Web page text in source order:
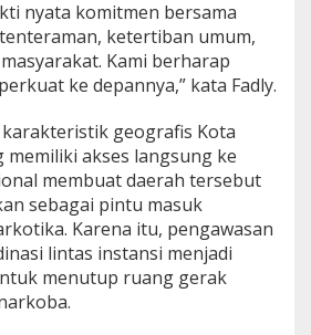
nyata komitmen bersama
ketertiban umum,
Kami berharap
ke depannya,” kata Fadly.
geografis Kota
memiliki akses langsung ke
membuat daerah tersebut
sebagai pintu masuk
Karena itu, pengawasan
lintas instansi menjadi
menutup ruang gerak